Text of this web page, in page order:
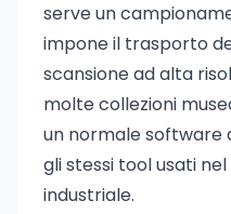
serve un
impone il trasporto
scansione ad alta
molte collezioni
un normale software
gli stessi tool usati
industriale.